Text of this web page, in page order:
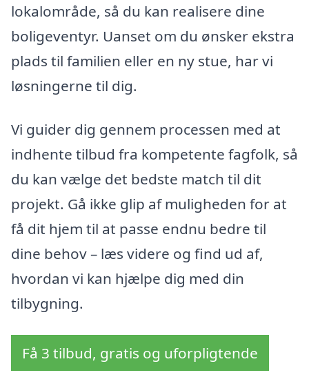
lokalområde, så du kan realisere dine
boligeventyr. Uanset om du ønsker ekstra
plads til familien eller en ny stue, har vi
løsningerne til dig.
Vi guider dig gennem processen med at
indhente tilbud fra kompetente fagfolk, så
du kan vælge det bedste match til dit
projekt. Gå ikke glip af muligheden for at
få dit hjem til at passe endnu bedre til
dine behov – læs videre og find ud af,
hvordan vi kan hjælpe dig med din
tilbygning.
Få 3 tilbud, gratis og uforpligtende